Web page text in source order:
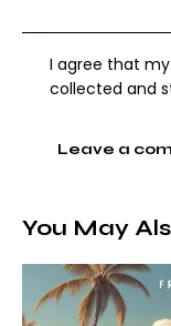
I agree that
collected and
You May